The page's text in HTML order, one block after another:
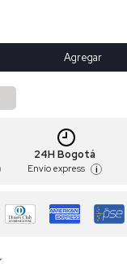
Agregar
24H Bogotá
Envío express i